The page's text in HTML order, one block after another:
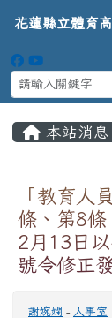
花蓮縣立
導覽列
花蓮縣立體育
本站消息
「教育人
條、第8條
2月13日
號令修正
謝婉嫻 - 人事室